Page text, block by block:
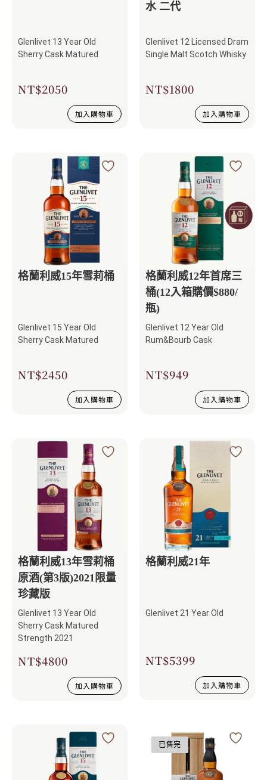
Glenlivet 13 Year Old
Sherry Cask Matured
NT$2050
加入購物車
水 二代
Glenlivet 12 Licensed Dram
Single Malt Scotch Whisky
NT$1800
加入購物車
格蘭利威15年雪莉桶
Glenlivet 15 Year Old
Sherry Cask Matured
NT$2450
加入購物車
格蘭利威12年首席三
桶(12入箱購價$880/
瓶)
Glenlivet 12 Year Old
Rum&Bourb Cask
NT$949
加入購物車
格蘭利威13年雪莉桶
原酒(第3版)2021限量
珍藏版
Glenlivet 13 Year Old
Sherry Cask Matured
Strength 2021
NT$4800
加入購物車
格蘭利威21年
Glenlivet 21 Year Old
NT$5399
加入購物車
已售完